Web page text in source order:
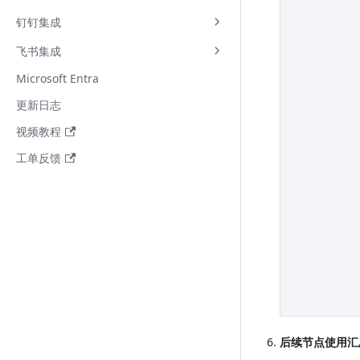
钉钉集成
飞书集成
Microsoft Entra
更新日志
视频教程
工单反馈
后续节点使用